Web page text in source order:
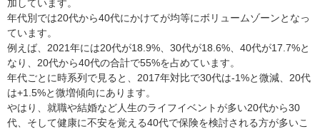
加しています。
年代別では20代から40代にかけてが均等にボリュームゾーンとなっ
ています。
例えば、2021年には20代が18.9%、30代が18.6%、40代が17.7%と
なり、20代から40代の合計で55%を占めています。
年代ごとに時系列で見ると、2017年対比で30代は-1%と微減、20代
は+1.5%と微増傾向にあります。
やはり、就職や結婚など人生のライフイベントが多い20代から30
代、そして健康に不安を覚える40代で保険を検討される方が多いこ